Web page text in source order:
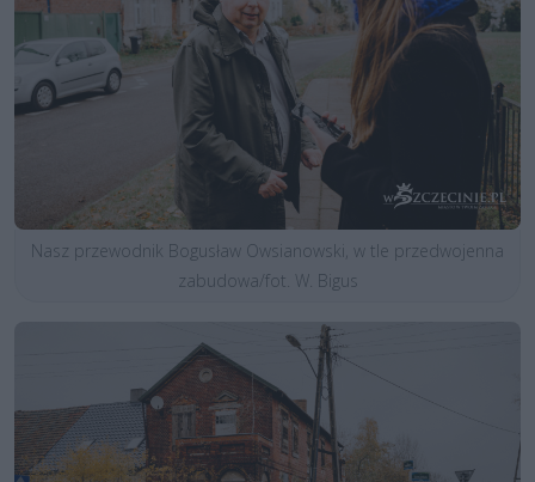
Nasz przewodnik Bogusław Owsianowski, w tle przedwojenna
zabudowa/fot. W. Bigus